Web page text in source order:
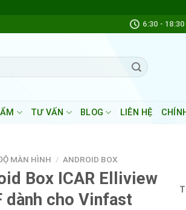
6:30 - 18:30
TƯ VẤN BLOG LIÊN HỆ
MÀN HÌNH / ANDROID BOX
Box ICAR Elliview
dành cho Vinfast